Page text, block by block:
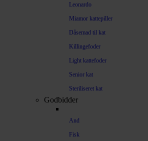
Leonardo
Miamor kattepiller
Dåsemad til kat
Killingefoder
Light kattefoder
Senior kat
Steriliseret kat
Godbidder
And
Fisk